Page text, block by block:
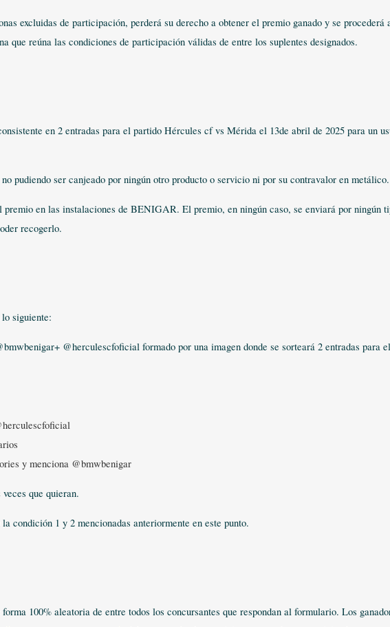
excluidas de participación, perderá su derecho a obtener el premio ganado y se procederá
que reúna las condiciones de participación válidas de entre los suplentes designados.
en 2 entradas para el partido Hércules cf vs Mérida el 13de abril de 2025 para un
pudiendo ser canjeado por ningún otro producto o servicio ni por su contravalor en metálico.
premio en las instalaciones de BENIGAR. El premio, en ningún caso, se enviará por ningún
recogerlo.
siguiente:
@herculescfoficial formado por una imagen donde se sorteará 2 entradas para
y menciona @bmwbenigar
que quieran.
condición 1 y 2 mencionadas anteriormente en este punto.
100% aleatoria de entre todos los concursantes que respondan al formulario. Los